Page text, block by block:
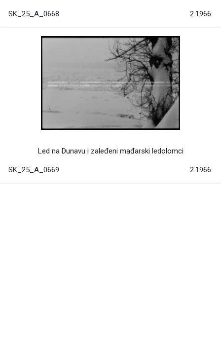
SK_25_A_0668 2.1966.
Led na Dunavu i zaleđeni mađarski ledolomci
SK_25_A_0669 2.1966.